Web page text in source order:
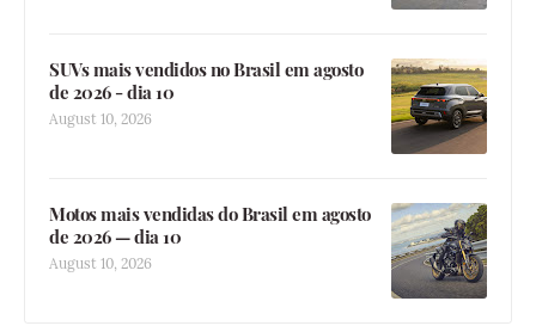
SUVs mais vendidos no Brasil em agosto
de 2026 - dia 10
August 10, 2026
Motos mais vendidas do Brasil em agosto
de 2026 — dia 10
August 10, 2026